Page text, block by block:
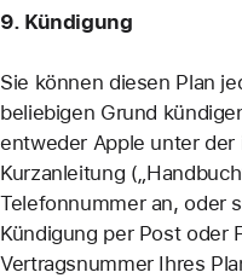
9. Kündigung
Sie können diesen Plan
beliebigen Grund
entweder Apple unter der
Kurzanleitung
Telefonnummer an, oder
Kündigung per Post oder
Vertragsnummer Ihres